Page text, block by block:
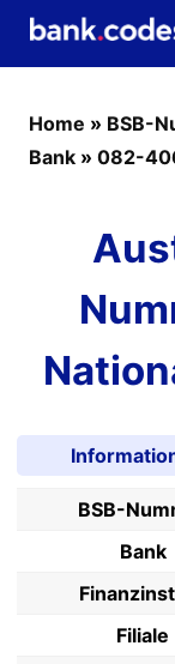
Home » BSB-
Bank » 082-
BSB-
Bank
Filiale